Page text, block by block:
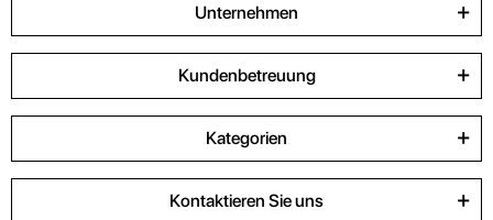
Unternehmen
Kundenbetreuung
Kategorien
Kontaktieren Sie uns